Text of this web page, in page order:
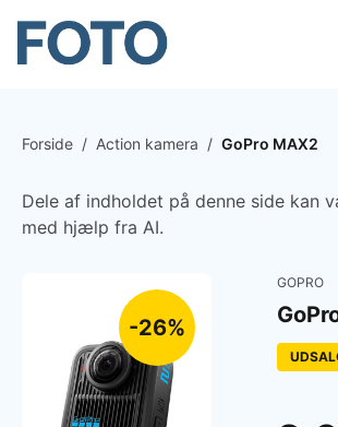
Forside / Action kamera / GoPro MAX2
Dele af indholdet på denne side kan
med hjælp fra AI.
-26%
GOPRO